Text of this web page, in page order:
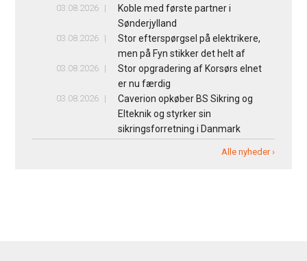
03.08.2026
Koble med første partner i
Sønderjylland
03.08.2026
Stor efterspørgsel på elektrikere,
men på Fyn stikker det helt af
03.08.2026
Stor opgradering af Korsørs elnet
er nu færdig
03.08.2026
Caverion opkøber BS Sikring og
Elteknik og styrker sin
sikringsforretning i Danmark
Alle nyheder ›